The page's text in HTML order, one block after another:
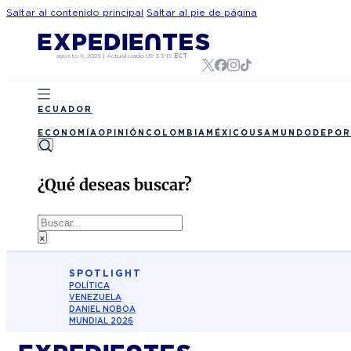
Saltar al contenido principal Saltar al pie de página
agosto 6, 2026 | Actualizado 09:33:19 ECT
ECUADOR
ECONOMÍA OPINIÓN COLOMBIA MÉXICO USA MUNDO
¿Qué deseas buscar?
Buscar
×
SPOTLIGHT
POLÍTICA
VENEZUELA
DANIEL NOBOA
MUNDIAL 2026